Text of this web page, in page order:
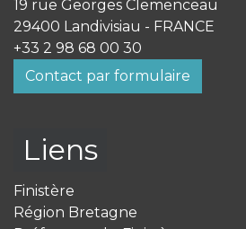
19 rue Georges Clemenceau
29400 Landivisiau - FRANCE
+33 2 98 68 00 30
Contact par formulaire
Liens
Finistère
Région Bretagne